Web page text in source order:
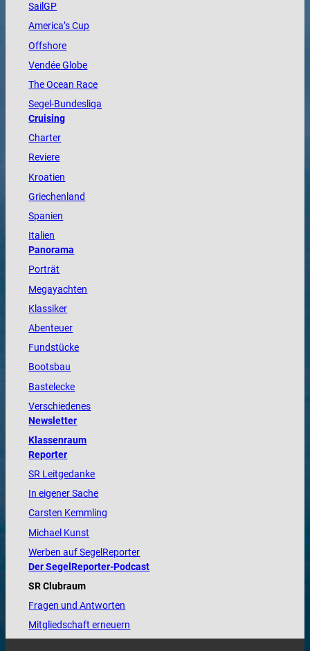
SailGP
America’s Cup
Offshore
VendéeGlobe
TheOcean Race
Segel-Bundesliga
Cruising
Charter
Reviere
Kroatien
Griechenland
Spanien
Italien
Panorama
Porträt
Megayachten
Klassiker
Abenteuer
Fundstücke
Bootsbau
Bastelecke
Verschiedenes
Newsletter
Klassenraum
Reporter
SR Leitgedanke
In eigener Sache
Carsten Kemmling
Michael Kunst
Werben auf SegelReporter
Der SegelReporter-Podcast
SR Clubraum
Fragen und Antworten
Mitgliedschaft erneuern